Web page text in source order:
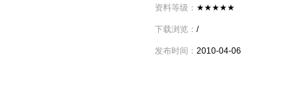
资料等级： ★★★★★
下载浏览： /
发布时间： 2010-04-06